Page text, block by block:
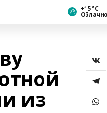
+15 °С
Облачно
из